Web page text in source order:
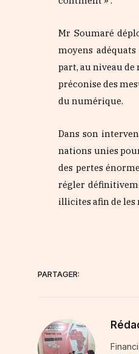
Mr Soumaré
moyens
part,au niveau de
préconise des
du numérique.
Dans son
nations unies
des pertes
régler
illicites afin de les
PARTAGER: